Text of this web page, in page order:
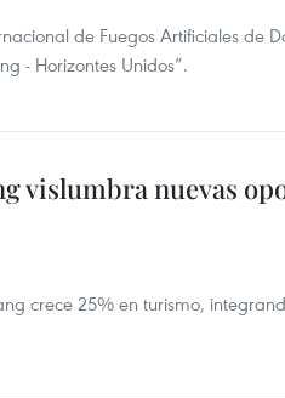
de Fuegos Artificiales de
- Horizontes Unidos”.
vislumbra nuevas
crece 25% en turismo,